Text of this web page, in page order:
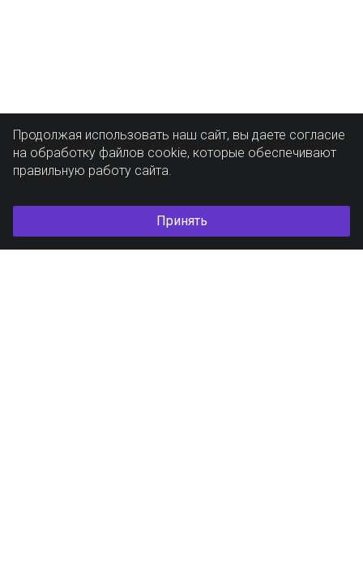
Продолжая использовать наш сайт, вы даете согласие
на обработку файлов cookie, которые обеспечивают
правильную работу сайта.
Принять